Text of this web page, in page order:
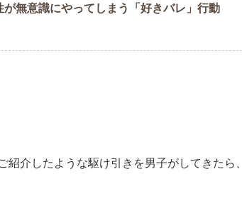
が無意識にやってしまう「好きバレ」行動
介したような駆け引きを男子がしてきたら、